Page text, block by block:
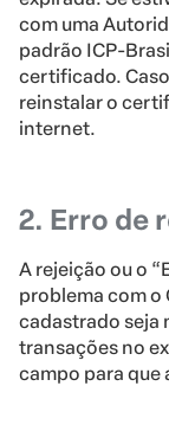
com uma
padrão ICP-
certificado.
reinstalar o
internet.
2. Erro de
A rejeição ou o
problema com o
cadastrado seja
transações no
campo para que